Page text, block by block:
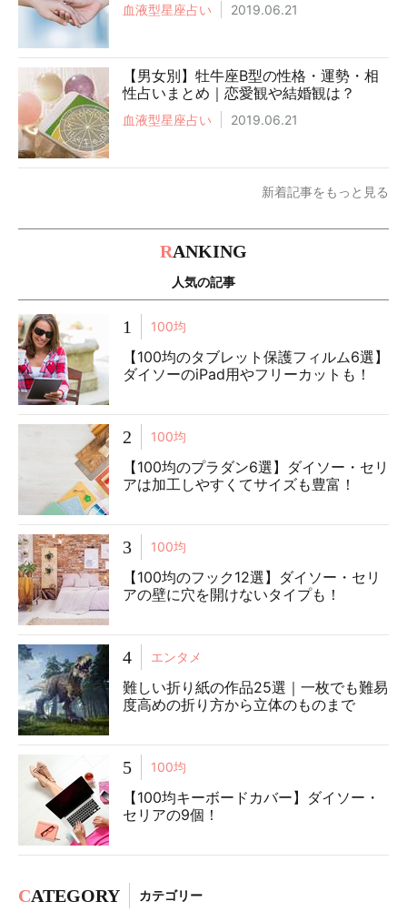
血液型星座占い 2019.06.21
【男女別】牡牛座B型の性格・運勢・相
性占いまとめ｜恋愛観や結婚観は？
血液型星座占い 2019.06.21
新着記事をもっと見る
RANKING
人気の記事
1 100均
【100均のタブレット保護フィルム6選】
ダイソーのiPad用やフリーカットも！
2 100均
【100均のプラダン6選】ダイソー・セリ
アは加工しやすくてサイズも豊富！
3 100均
【100均のフック12選】ダイソー・セリ
アの壁に穴を開けないタイプも！
4 エンタメ
難しい折り紙の作品25選｜一枚でも難易
度高めの折り方から立体のものまで
5 100均
【100均キーボードカバー】ダイソー・
セリアの9個！
CATEGORY カテゴリー